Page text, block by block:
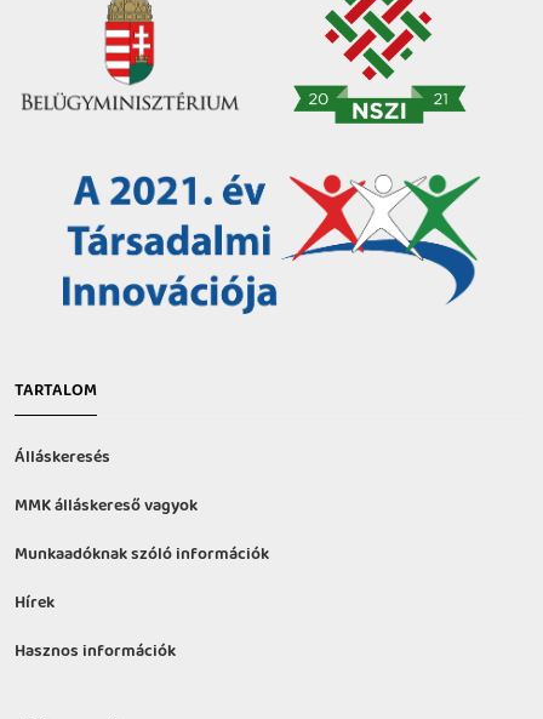
TARTALOM
Álláskeresés
MMK álláskereső vagyok
Munkaadóknak szóló információk
Hírek
Hasznos információk